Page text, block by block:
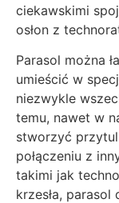
ciekawskimi
osłon z
Parasol można
umieścić w
niezwykle
temu, nawet w
stworzyć
połączeniu z
takimi jak
krzesła,